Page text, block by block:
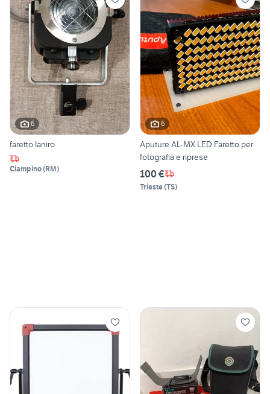
6
faretto Ianiro
Ciampino(RM)
6
Aputure AL-MX LED Faretto per
fotografia e riprese
100 €
Trieste(TS)